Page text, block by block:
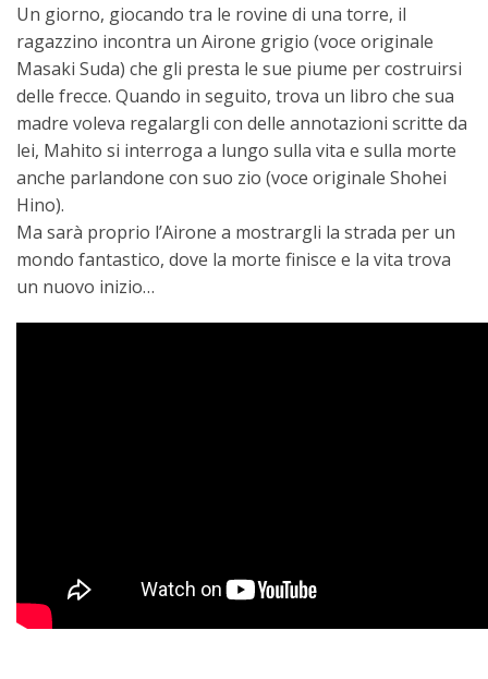
Un giorno, giocando tra le rovine di una torre, il
ragazzino incontra un Airone grigio (voce originale
Masaki Suda) che gli presta le sue piume per costruirsi
delle frecce. Quando in seguito, trova un libro che sua
madre voleva regalargli con delle annotazioni scritte da
lei, Mahito si interroga a lungo sulla vita e sulla morte
anche parlandone con suo zio (voce originale Shohei
Hino).
Ma sarà proprio l’Airone a mostrargli la strada per un
mondo fantastico, dove la morte finisce e la vita trova
un nuovo inizio…